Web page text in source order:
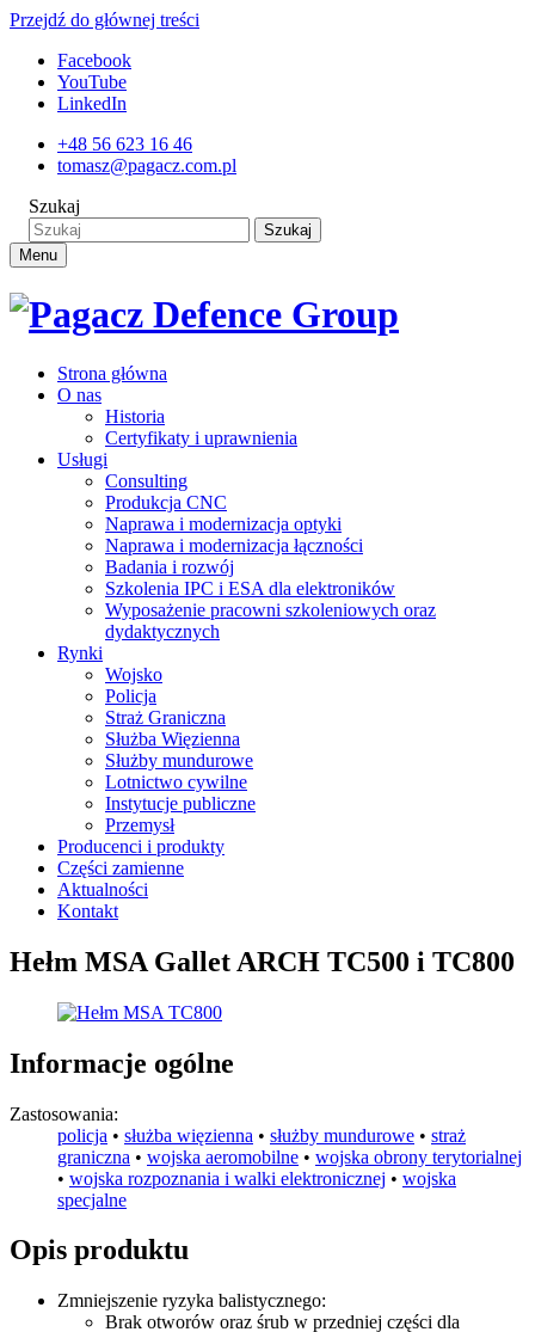
Przejdź do głównej treści
Facebook
YouTube
LinkedIn
+48 56 623 16 46
tomasz@pagacz.com.pl
Szukaj
Szukaj
Menu
Strona główna
O nas
Historia
Certyfikaty i uprawnienia
Usługi
Consulting
Produkcja CNC
Naprawa i modernizacja optyki
Naprawa i modernizacja łączności
Badania i rozwój
Szkolenia IPC i ESA dla elektroników
Wyposażenie pracowni szkoleniowych oraz
dydaktycznych
Rynki
Wojsko
Policja
Straż Graniczna
Służba Więzienna
Służby mundurowe
Lotnictwo cywilne
Instytucje publiczne
Przemysł
Producenci i produkty
Części zamienne
Aktualności
Kontakt
Hełm MSA Gallet ARCH TC500 i TC800
Informacje ogólne
Zastosowania:
policja • służba więzienna • służby mundurowe • straż
graniczna • wojska aeromobilne • wojska obrony terytorialnej
• wojska rozpoznania i walki elektronicznej • wojska
specjalne
Opis produktu
Zmniejszenie ryzyka balistycznego:
Brak otworów oraz śrub w przedniej części dla